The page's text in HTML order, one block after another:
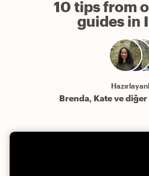
10 tips from
guides in
Brenda, Kate ve